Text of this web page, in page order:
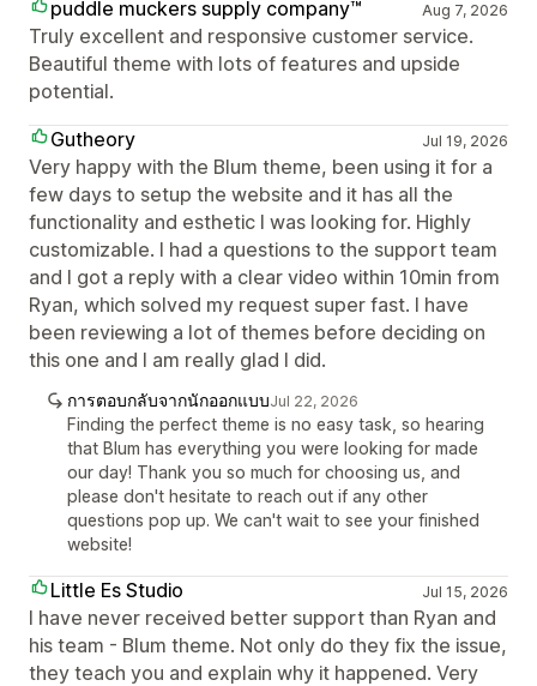
puddle muckers supply company™ Aug 7, 2026
Truly excellent and responsive customer service.
Beautiful theme with lots of features and upside
potential.
Gutheory
Jul 19, 2026
Very happy with the Blum theme, been using it for a
few days to setup the website and it has all the
functionality and esthetic I was looking for. Highly
customizable. I had a questions to the support team
and I got a reply with a clear video within 10min from
Ryan, which solved my request super fast. I have
been reviewing a lot of themes before deciding on
this one and I am really glad I did.
การตอบกลับจากนักออกแบบJul 22, 2026
Finding the perfect theme is no easy task, so hearing
that Blum has everything you were looking for made
our day! Thank you so much for choosing us, and
please don't hesitate to reach out if any other
questions pop up. We can't wait to see your finished
website!
Little Es Studio Jul 15, 2026
I have never received better support than Ryan and
his team - Blum theme. Not only do they fix the issue,
they teach you and explain why it happened. Very